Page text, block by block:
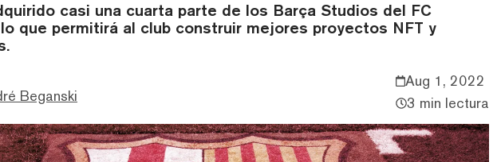
casi una cuarta parte de los Barça Studios del FC
que permitirá al club construir mejores proyectos NFT y
Beganski
Aug 1, 2022
3 min lectura